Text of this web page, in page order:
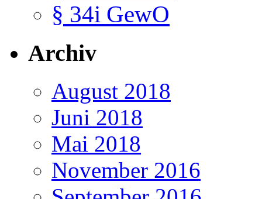
§ 34i GewO
Archiv
August 2018
Juni 2018
Mai 2018
November 2016